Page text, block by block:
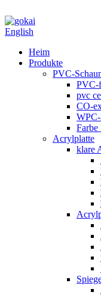
English
Heim
Produkte
PVC-
PVC-
pvc
CO-
Farbe
Acrylplatte
klare